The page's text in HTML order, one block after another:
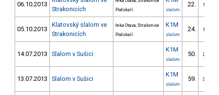
06.10.2013
Strakonicích
Podskalí
slalom
22. 1/VS
05.10.2013
Klatovský slalom ve
Strakonicích
řeka Otava, Strakonice
Podskalí
K1M
slalom
24. 1/VS
14.07.2013 Slalom v Sušici
K1M
slalom
50. 2/VS
13.07.2013 Slalom v Sušici
K1M
slalom
59. 3/VS